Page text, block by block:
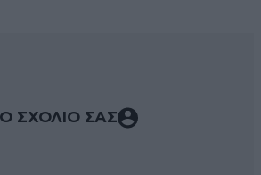
ΣΧΟΛΙΟ ΣΑΣ